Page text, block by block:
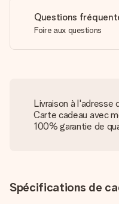
Questions
Foire aux questions
Livraison à l'adresse
Carte cadeau avec
100% garantie de
Spécifications de